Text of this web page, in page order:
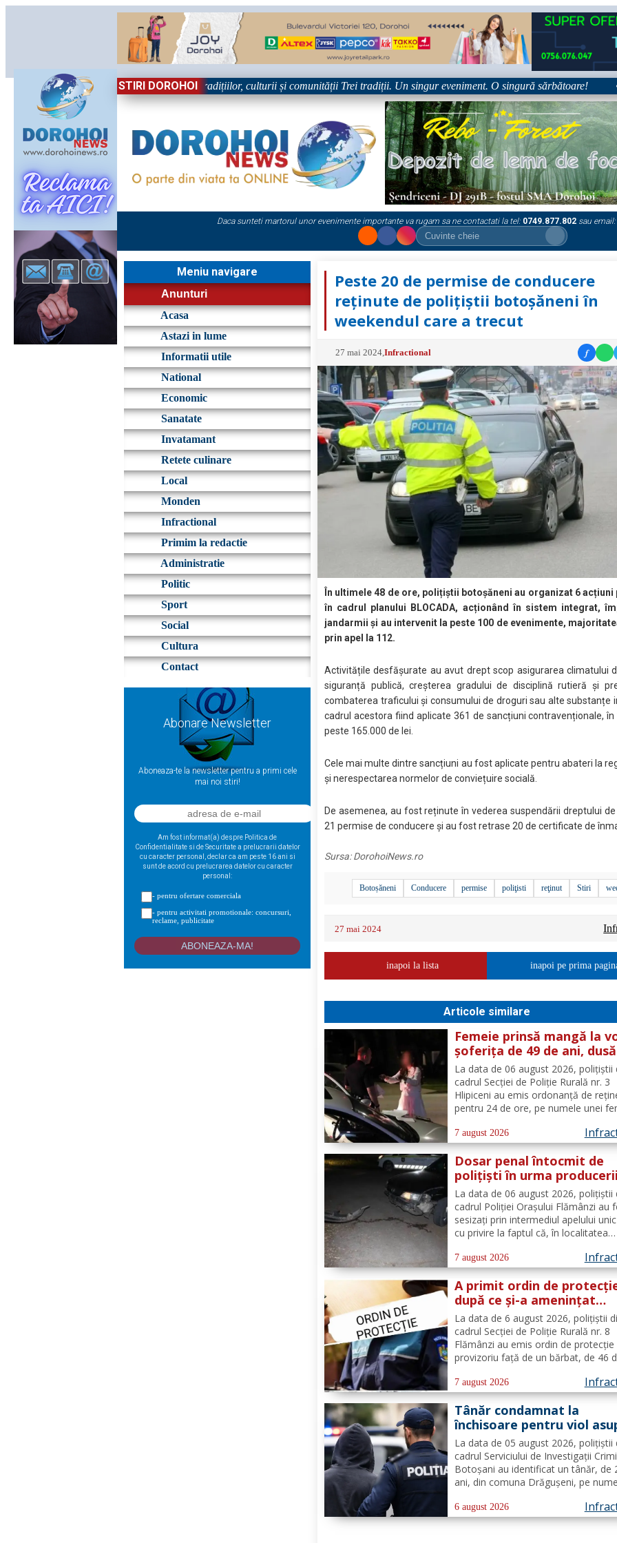
STIRI DOROHOI
în Sărbătoare!” – trei zile dedicate tradițiilor, culturii și comunității Trei tradiții. Un singur eveniment. O singură sărbătoare! •
Daca sunteti martorul unor evenimente importante va rugam sa ne contactati la tel: 0749.877.802 sau email:
Meniu navigare
Anunturi
Acasa
Astazi in lume
Informatii utile
National
Economic
Sanatate
Invatamant
Retete culinare
Local
Monden
Infractional
Primim la redactie
Administratie
Politic
Sport
Social
Cultura
Contact
Abonare Newsletter
Aboneaza-te la newsletter pentru a primi cele
mai noi stiri!
Am fost informat(a) despre Politica de
Confidentialitate si de Securitate a prelucrarii datelor
cu caracter personal, declar ca am peste 16 ani si
sunt de acord cu prelucrarea datelor cu caracter
personal:
- pentru ofertare comerciala
- pentru activitati promotionale: concursuri,
reclame, publicitate
Peste 20 de permise de conducere
reținute de polițiștii botoșăneni în
weekendul care a trecut
27 mai 2024 ,Infractional f
În ultimele 48 de ore, polițiștii botoșăneni au organizat 6 acțiuni
în cadrul planului BLOCADA, acționând în sistem integrat,
jandarmii și au intervenit la peste 100 de evenimente,
prin apel la 112.
Activitățile desfășurate au avut drept scop asigurarea climatului
siguranță publică, creșterea gradului de disciplină rutieră și
combaterea traficului și consumului de droguri sau alte substanțe
cadrul acestora fiind aplicate 361 de sancțiuni contravenționale, în
peste 165.000 de lei.
Cele mai multe dintre sancțiuni au fost aplicate pentru abateri la
și nerespectarea normelor de conviețuire socială.
De asemenea, au fost reținute în vederea suspendării dreptului de
21 permise de conducere și au fost retrase 20 de certificate de
Sursa:DorohoiNews.ro
Botoșăneni Conducere permise poliţisti reţinut Stiri
27 mai 2024
inapoi la lista inapoi pe prima
Articole similare
Femeie prinsă mangă la
șoferița de 49 de ani, dusă
direct în arest
La data de 06 august 2026, polițiștii
cadrul Secției de Poliție Rurală nr. 3
Hlipiceni au emis ordonanță de
pentru 24 de ore, pe numele unei
cercetată pentru comiterea
conducerea unui vehicul sub
alcoolului. În urma...
7 august 2026
Dosar penal întocmit de
polițiști în urma producerii
unui accidenr. Un șofer
lovit un cap de pod
La data de 06 august 2026, polițiștii
cadrul Poliției Orașului Flămânzi au
sesizați prin intermediul apelului
cu privire la faptul că, în localitatea
Din verificări a reieșit faptul că, în
se deplasa pe strada Tulburea din
7 august 2026
A primit ordin de
după ce și-a amenințat
partenera printr-o
de mesagerie
La data de 6 august 2026, polițiștii
cadrul Secției de Poliție Rurală nr. 8
Flămânzi au emis ordin de protecție
provizoriu față de un bărbat, de 46
teritoriul altui stat, și-ar fi amenințat
partenera, prin intermediul unor
transmise...
7 august 2026
Tânăr condamnat la
închisoare pentru viol
unui minor și pornografie
infantilă, identificat de
polițiști
La data de 05 august 2026, polițiștii
cadrul Serviciului de Investigații
Botoșani au identificat un tânăr, de
ani, din comuna Drăgușeni, pe
mandat de executare a pedepsei cu
închisoarea. Tânărul a fost
6 august 2026